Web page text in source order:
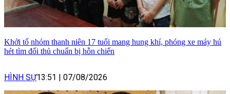
Khởi tố nhóm thanh niên 17 tuổi mang hung khí, phóng xe máy hú
hét tìm đối thủ chuẩn bị hỗn chiến
HÌNH SỰ13:51 | 07/08/2026